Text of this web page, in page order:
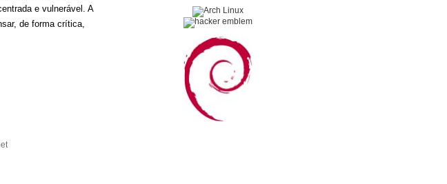
e vulnerável. A
de forma crítica,